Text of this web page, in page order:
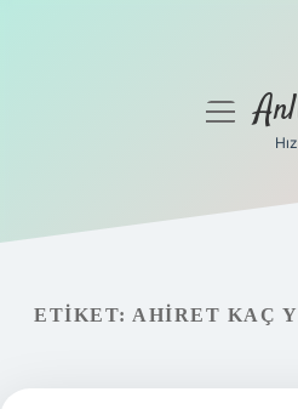
Gizlilik Politikası
menüyü
ETIKET: AHIRET KAÇ